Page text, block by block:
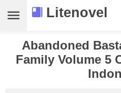
Litenovel
Daftar Novel
Tamat
Abandoned
Family Volume 5